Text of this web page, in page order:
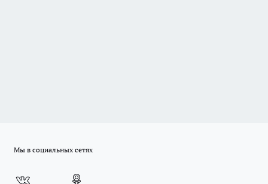
Мы в социальных сетях